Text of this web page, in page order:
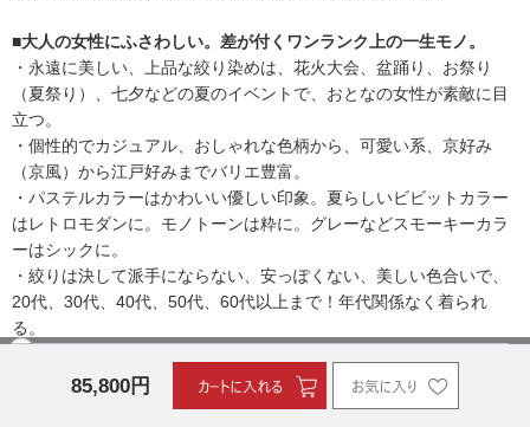
■大人の女性にふさわしい。差が付くワンランク上の一生モノ。
・永遠に美しい、上品な絞り染めは、花火大会、盆踊り、お祭り
（夏祭り）、七夕などの夏のイベントで、おとなの女性が素敵に目
立つ。
・個性的でカジュアル、おしゃれな色柄から、可愛い系、京好み
（京風）から江戸好みまでバリエ豊富。
・パステルカラーはかわいい優しい印象。夏らしいビビットカラー
はレトロモダンに。モノトーンは粋に。グレーなどスモーキーカラ
ーはシックに。
・絞りは決して派手にならない、安っぽくない、美しい色合いで、
20代、30代、40代、50代、60代以上まで！年代関係なく着られ
る。
浴衣。長く着られるので、将来娘にあげれる。お嫁入りに、お嫁道
85,800円